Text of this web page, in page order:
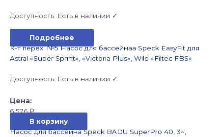
Доступность: Есть в наличии ✓
Подробнее
К-т перех. №5 Насос для бассейнаа Speck EasyFit для
Astral «Super Sprint», «Victoria Plus», Wilo «Filtec FBS»
Доступность: Есть в наличии ✓
6 576₽
В корзину
Насос для бассейна Speck BADU SuperPro 40, 3~,